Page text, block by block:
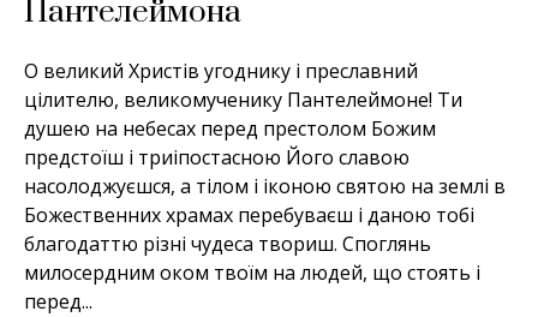
Пантелеймона
О великий Христів угоднику і преславний
цілителю, великомученику Пантелеймоне! Ти
душею на небесах перед престолом Божим
предстоїш і триіпостасною Його славою
насолоджуєшся, а тілом і іконою святою на землі в
Божественних храмах перебуваєш і даною тобі
благодаттю різні чудеса твориш. Споглянь
милосердним оком твоїм на людей, що стоять і
перед...